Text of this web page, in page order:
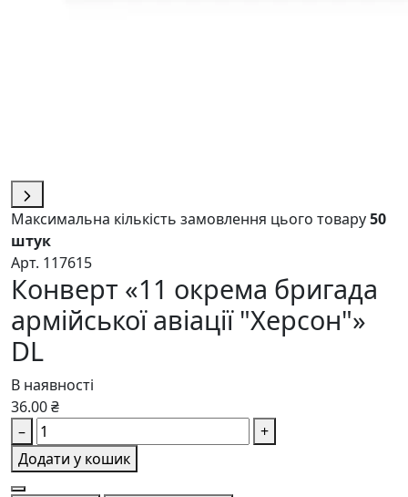
Максимальна кількість замовлення цього товару50
штук
Арт. 117615
Конверт «11 окрема бригада
армійської авіації "Херсон"»
DL
В наявності
36.00 ₴
–
+
Додати у кошик